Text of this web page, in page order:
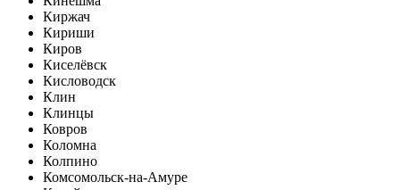
Киржач
Кириши
Киров
Киселёвск
Кисловодск
Клин
Клинцы
Ковров
Коломна
Колпино
Комсомольск-на-Амуре